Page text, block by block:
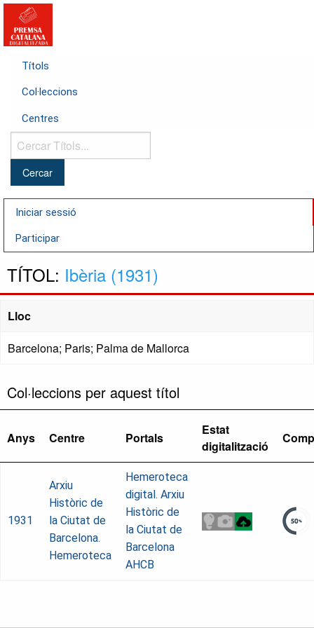
Títols
Col·leccions
Centres
Cercar
Títols...
Iniciar sessió
Participar
TÍTOL: Ibèria (1931)
Lloc
Barcelona; Paris; Palma de Mallorca
Col·leccions per aquest títol
Anys Centre Portals
Estat
digitalització
1931
Arxiu
Històric de
la Ciutat de
Barcelona.
Hemeroteca
Hemeroteca
digital. Arxiu
Històric de
la Ciutat de
Barcelona
AHCB